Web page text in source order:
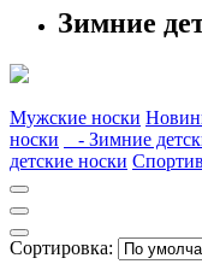
Зимние
Мужские носки
носки
- Зимние
детские носки
Сортировка: